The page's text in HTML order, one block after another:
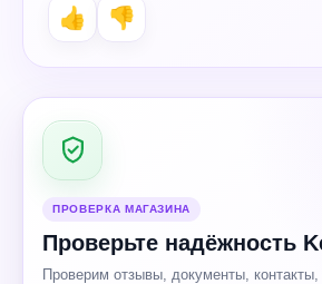
👍 👎
ПРОВЕРКА МАГАЗИНА
Проверьте надёжность
Проверим отзывы, документы, контакты, HTTPS-соединение